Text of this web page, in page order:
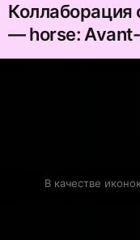
— horse:
В качестве